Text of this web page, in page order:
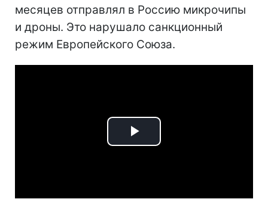
месяцев отправлял в Россию микрочипы
и дроны. Это нарушало санкционный
режим Европейского Союза.
Play